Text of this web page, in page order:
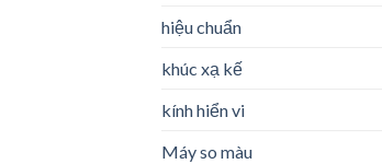
hiệu chuẩn
khúc xạ kế
kính hiển vi
Máy so màu